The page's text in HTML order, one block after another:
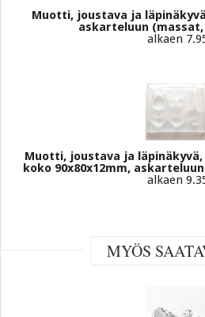
Muotti, joustava ja
askarteluun
alkaen
Muotti, joustava ja
koko 90x80x12mm,
alkaen
MYÖS